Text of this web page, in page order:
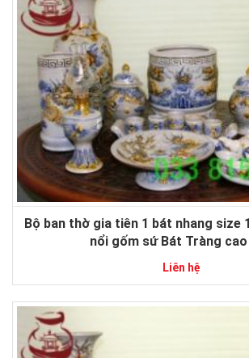
Bộ ban thờ gia tiên 1 bát nhang size
nổi gốm sứ Bát Tràng
Liên hệ